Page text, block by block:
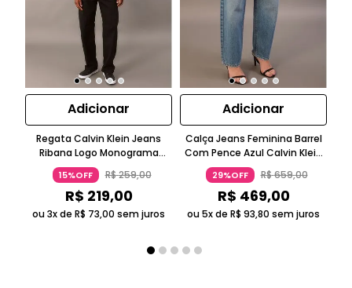
Adicionar
Regata Calvin Klein Jeans
Ribana Logo Monograma
Preto
15%OFF R$259,00
R$ 219,00
ou 3x de R$ 73,00 sem juros
Adicionar
Calça Jeans Feminina Barrel
Com Pence Azul Calvin Klein
Jeans
29%OFF R$659,00
R$ 469,00
ou 5x de R$ 93,80 sem juros